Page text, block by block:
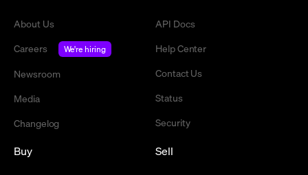
About Us
Careers
We're hiring
Newsroom
Media
Changelog
API Docs
Help Center
Contact Us
Status
Security
Buy Sell